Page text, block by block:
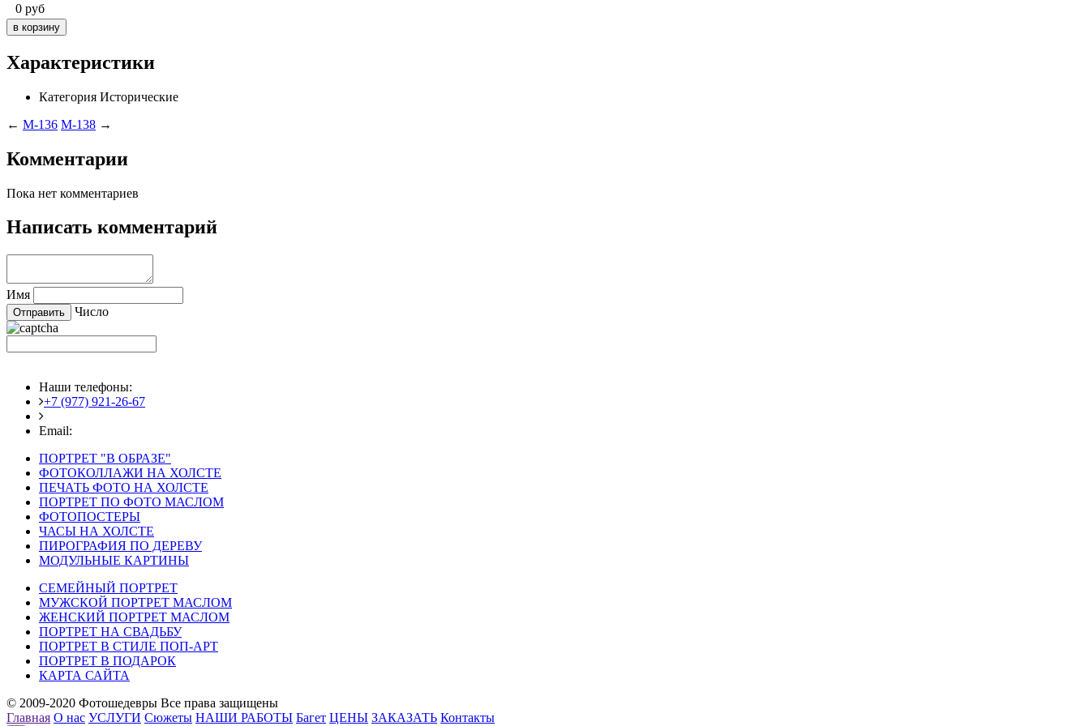
0 руб
Характеристики
Категория Исторические
← M-136 M-138 →
Комментарии
Пока нет комментариев
Написать комментарий
Имя
Число
Наши телефоны:
+7 (977) 921-26-67
Email:
ПОРТРЕТ "В ОБРАЗЕ"
ФОТОКОЛЛАЖИ НА ХОЛСТЕ
ПЕЧАТЬ ФОТО НА ХОЛСТЕ
ПОРТРЕТ ПО ФОТО МАСЛОМ
ФОТОПОСТЕРЫ
ЧАСЫ НА ХОЛСТЕ
ПИРОГРАФИЯ ПО ДЕРЕВУ
МОДУЛЬНЫЕ КАРТИНЫ
СЕМЕЙНЫЙ ПОРТРЕТ
МУЖСКОЙ ПОРТРЕТ МАСЛОМ
ЖЕНСКИЙ ПОРТРЕТ МАСЛОМ
ПОРТРЕТ НА СВАДЬБУ
ПОРТРЕТ В СТИЛЕ ПОП-АРТ
ПОРТРЕТ В ПОДАРОК
КАРТА САЙТА
© 2009-2020 Фотошедевры Все права защищены
Главная О нас УСЛУГИ Сюжеты НАШИ РАБОТЫ Багет ЦЕНЫ ЗАКАЗАТЬ Контакты